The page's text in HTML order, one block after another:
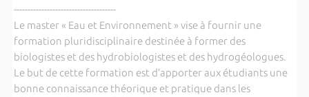
-------------------------------------
Le master « Eau et Environnement » vise à fournir une
formation pluridisciplinaire destinée à former des
biologistes et des hydrobiologistes et des hydrogéologues.
Le but de cette formation est d’apporter aux étudiants une
bonne connaissance théorique et pratique dans les